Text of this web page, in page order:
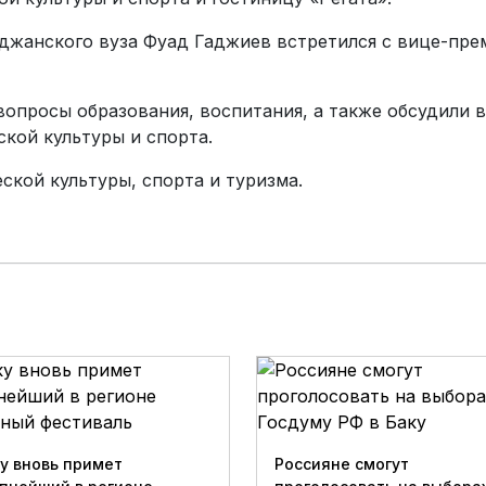
вуза Фуад Гаджиев встретился с вице-
образования, воспитания, а также
культуры и спорта.
культуры, спорта и туризма.
вновь примет
Россияне смогут